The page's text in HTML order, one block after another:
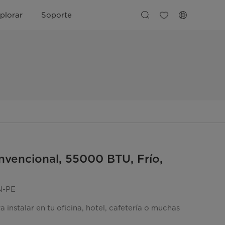
Soporte
55000 BTU, Frío,
PE
instalar en tu oficina, hotel, cafetería o muchas